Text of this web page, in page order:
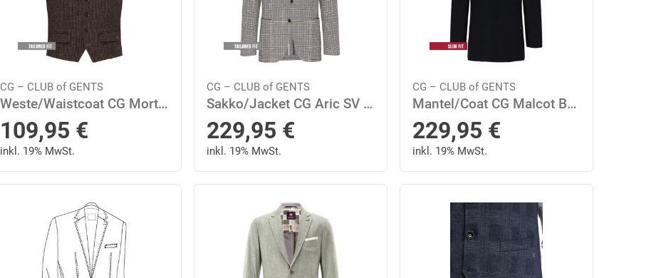
CG – CLUB of GENTS
Weste/Waistcoat CG Mortimer 52 tailored fit - Braun Mittel
109,95 €
inkl. 19% MwSt.
CG – CLUB of GENTS
Sakko/Jacket CG Aric SV 52 tailored fit - Blau Mittel
229,95 €
inkl. 19% MwSt.
CG – CLUB of GENTS
Mantel/Coat CG Malcot BV 48 slim fit - Blau Mittel
229,95 €
inkl. 19% MwSt.